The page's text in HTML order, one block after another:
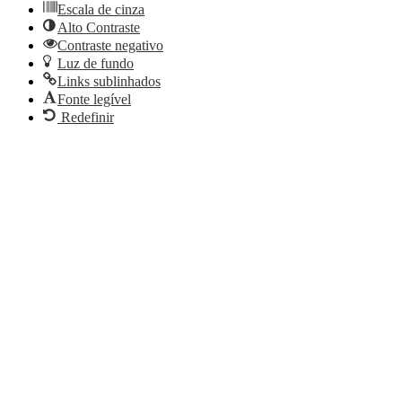
Escala de cinza
Alto Contraste
Contraste negativo
Luz de fundo
Links sublinhados
Fonte legível
Redefinir